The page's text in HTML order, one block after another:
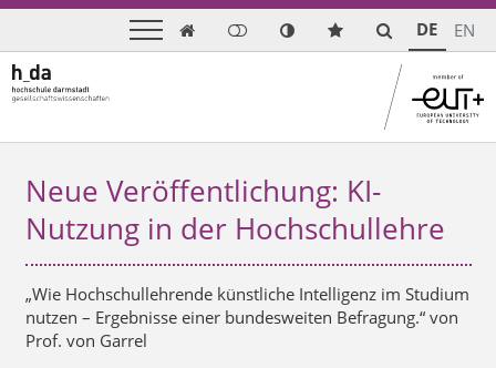
 DE EN
Neue Veröffentlichung: KI-
Nutzung in der Hochschullehre
„Wie Hochschullehrende künstliche Intelligenz im Studium
nutzen – Ergebnisse einer bundesweiten Befragung.“ von
Prof. von Garrel